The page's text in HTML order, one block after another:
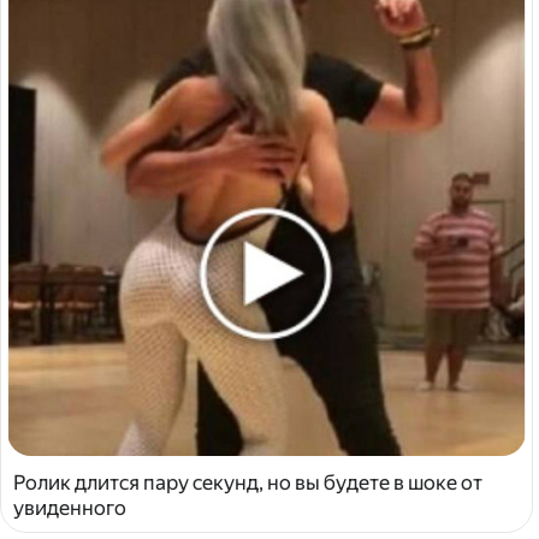
Ролик длится пару секунд, но вы будете в шоке от
увиденного